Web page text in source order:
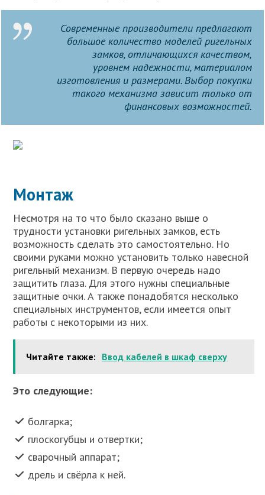
Современные производители предлагают
большое количество моделей ригельных
замков, отличающихся качеством,
уровнем надежности, материалом
изготовления и размерами. Выбор покупки
такого механизма зависит только от
финансовых возможностей.
Монтаж
Несмотря на то что было сказано выше о
трудности установки ригельных замков, есть
возможность сделать это самостоятельно. Но
своими руками можно установить только навесной
ригельный механизм. В первую очередь надо
защитить глаза. Для этого нужны специальные
защитные очки. А также понадобятся несколько
специальных инструментов, если имеется опыт
работы с некоторыми из них.
Читайте также: Ввод кабелей в шкаф сверху
Это следующие:
болгарка;
плоскогубцы и отвертки;
сварочный аппарат;
дрель и свёрла к ней.